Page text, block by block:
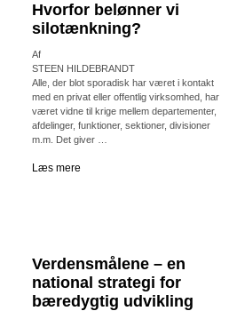
Hvorfor belønner vi
silotænkning?
Af
STEEN HILDEBRANDT
Alle, der blot sporadisk har været i kontakt
med en privat eller offentlig virksomhed, har
været vidne til krige mellem departementer,
afdelinger, funktioner, sektioner, divisioner
m.m. Det giver …
Læs mere
Verdensmålene – en
national strategi for
bæredygtig udvikling